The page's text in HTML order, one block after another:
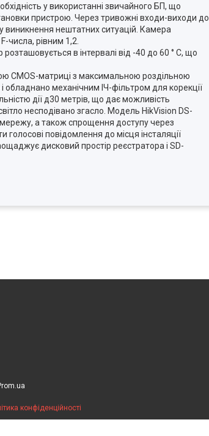
у використанні звичайного БП, що
пристрою. Через тривожні входи-виходи до
виникнення нештатних ситуацій. Камера
числа, рівним 1,2.
в інтервалі від -40 до 60 ° C, що
CMOS-матриці з максимальною роздільною
обладнано механічним ІЧ-фільтром для корекції
дії д30 метрів, що дає можливість
несподівано згасло. Модель HikVision DS-
а також спрощення доступу через
повідомлення до місця інсталяції
дисковий простір реєстратора і SD-
конфіденційності